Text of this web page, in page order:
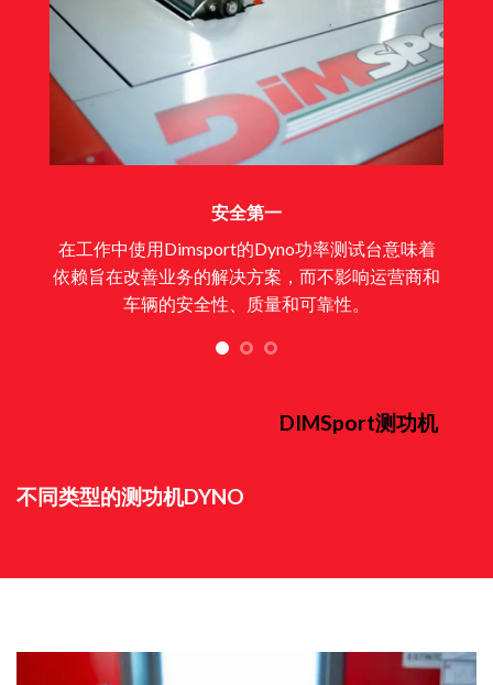
DIMSport测功机
不同类型的测功机DYNO
安全第一
在工作中使用Dimsport的Dyno功率测试台意味着
依赖旨在改善业务的解决方案，而不影响运营商和
车辆的安全性、质量和可靠性。